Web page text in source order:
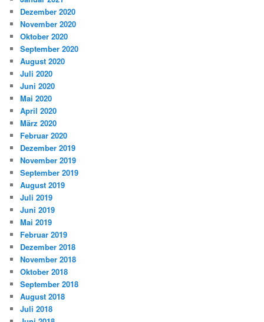
Dezember 2020
November 2020
Oktober 2020
September 2020
August 2020
Juli 2020
Juni 2020
Mai 2020
April 2020
März 2020
Februar 2020
Dezember 2019
November 2019
September 2019
August 2019
Juli 2019
Juni 2019
Mai 2019
Februar 2019
Dezember 2018
November 2018
Oktober 2018
September 2018
August 2018
Juli 2018